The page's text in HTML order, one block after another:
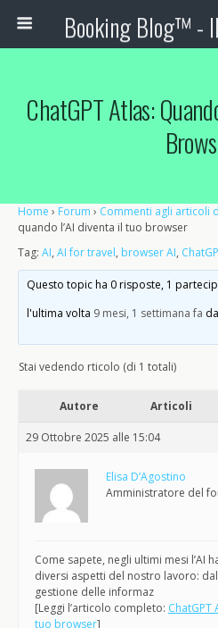
ChatGPT Atlas:
Home › Forum › Commenti agli articoli
quando l’AI diventa il tuo browser
Tag: AI, AI for travel, browser AI,
Questo topic ha 0 risposte, 1
l'ultima volta 9 mesi, 1 settimana fa da
Stai vedendo rticolo (di 1 totali)
Autore Articoli
29 Ottobre 2025 alle 15:04
Elisa D’Agostino
Amministratore del
Come sapete, negli ultimi mesi l’AI
diversi aspetti del nostro lavoro:
gestione delle informaz
[Leggi l’articolo completo: ChatGPT
tuo browser]